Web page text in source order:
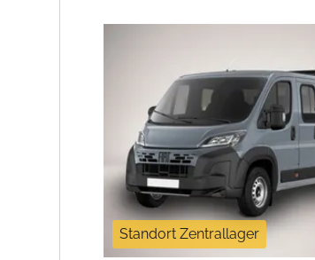
Standort Zentrallager